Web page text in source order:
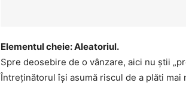
Elementul cheie: Aleatoriul.
Spre deosebire de o vânzare, aici nu știi
Întreținătorul își asumă riscul de a plăti